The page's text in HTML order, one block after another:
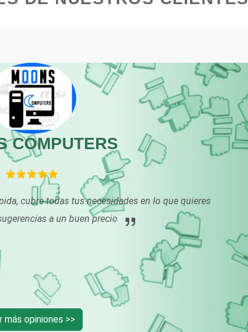
Clínicas de Belleza
y Hospitales Clubes Deportivos
y
Compresores de
Construcciones en
General
de Plagas
Conversiones
Automotrices
Persianas y
Cremerías y
Decoración de
COMPUTERS
cubre todas tus necesidades en lo que quieres
a un buen precio
más opiniones >>